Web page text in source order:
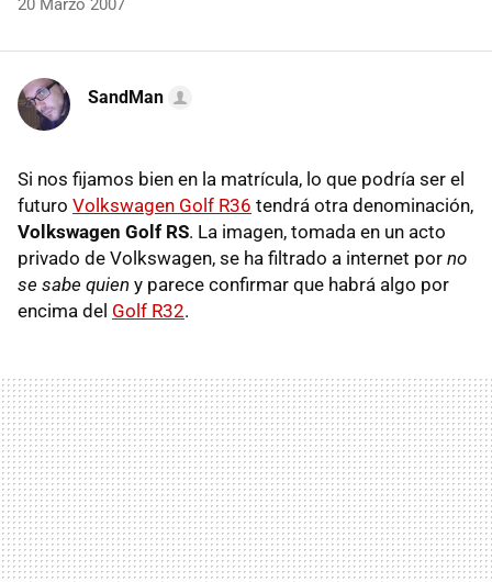
20 Marzo 2007
SandMan
Si nos fijamos bien en la matrícula, lo que podría ser el
futuro Volkswagen Golf R36 tendrá otra denominación,
Volkswagen Golf RS. La imagen, tomada en un acto
privado de Volkswagen, se ha filtrado a internet por no
se sabe quien y parece confirmar que habrá algo por
encima del Golf R32.